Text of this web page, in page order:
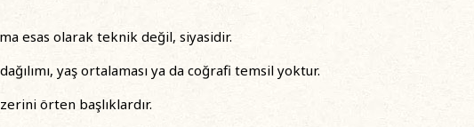
esas olarak teknik değil, siyasidir.
yaş ortalaması ya da coğrafi temsil yoktur.
örten başlıklardır.